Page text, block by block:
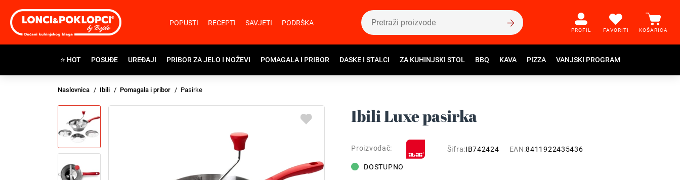
POPUSTI RECEPTI SAVJETI PODRŠKA
PROFIL FAVORITI KOŠARICA
⭐ HOT POSUĐE UREĐAJI PRIBOR ZA JELO I NOŽEVI POMAGALA I PRIBOR DASKE I STALCI ZA KUHINJSKI STOL BBQ KAVA PIZZA VANJSKI PROGRAM
Naslovnica Ibili Pomagala i pribor Pasirke
Ibili Luxe pasirka
Proizvođač: Šifra:IB742424 EAN:8411922435436
DOSTUPNO